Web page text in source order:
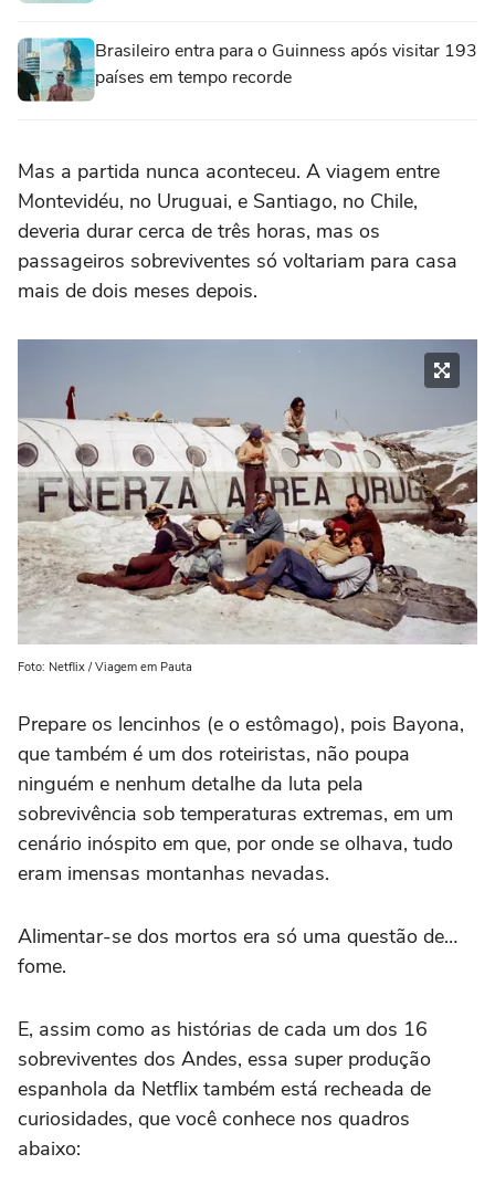
Brasileiro entra para o Guinness após visitar 193
países em tempo recorde
Mas a partida nunca aconteceu. A viagem entre
Montevidéu, no Uruguai, e Santiago, no Chile,
deveria durar cerca de três horas, mas os
passageiros sobreviventes só voltariam para casa
mais de dois meses depois.
Foto: Netflix / Viagem em Pauta
Prepare os lencinhos (e o estômago), pois Bayona,
que também é um dos roteiristas, não poupa
ninguém e nenhum detalhe da luta pela
sobrevivência sob temperaturas extremas, em um
cenário inóspito em que, por onde se olhava, tudo
eram imensas montanhas nevadas.
Alimentar-se dos mortos era só uma questão de…
fome.
E, assim como as histórias de cada um dos 16
sobreviventes dos Andes, essa super produção
espanhola da Netflix também está recheada de
curiosidades, que você conhece nos quadros
abaixo: